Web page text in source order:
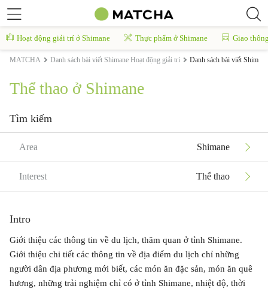
Hoạt động giải trí ở Shimane Thực phẩm ở Shimane Giao
MATCHA Danh sách bài viết Shimane Hoạt động giải trí Danh sách bài viết
Thể thao ở Shimane
Tìm kiếm
Area Shimane
Interest Thể thao
Intro
Giới thiệu các thông tin về du lịch, thăm quan ở tỉnh Shimane.
Giới thiệu chi tiết các thông tin về địa điểm du lịch chỉ những
người dân địa phương mới biết, các món ăn đặc sản, món ăn quê
hương, những trải nghiệm chỉ có ở tỉnh Shimane, nhiệt độ, thời